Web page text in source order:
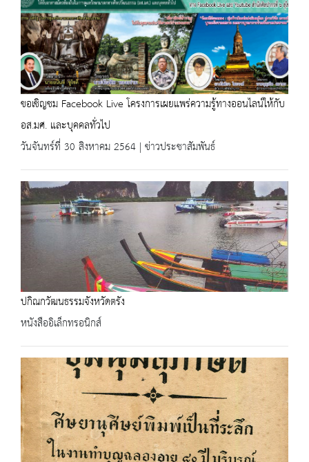
ขอเชิญชม Facebook Live โครงการเผยแพร่ความรู้ทางออนไลน์ให้กับ
อส.มศ. และบุคคลทั่วไป
วันจันทร์ที่ 30 สิงหาคม 2564 | ข่าวประชาสัมพันธ์
ปกิณกวัฒนธรรมจังหวัดตรัง
หนังสืออิเล็กทรอนิกส์